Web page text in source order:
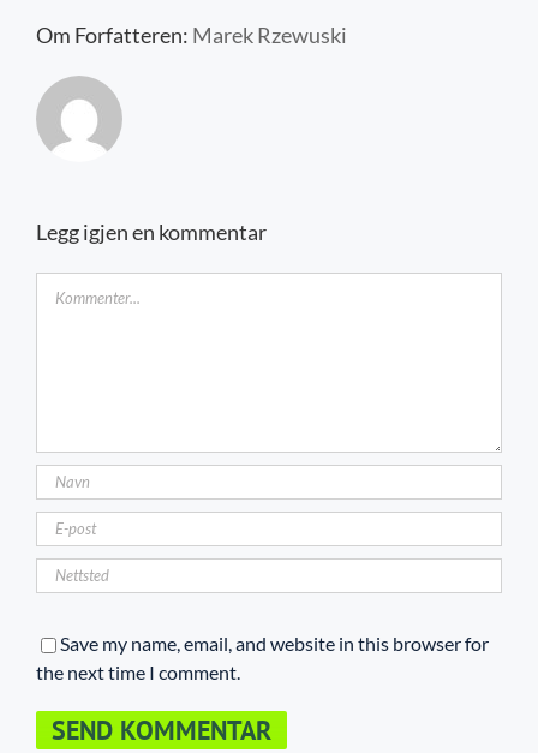
Om Forfatteren: Marek Rzewuski
Legg igjen en kommentar
Save my name, email, and website in this browser for
the next time I comment.